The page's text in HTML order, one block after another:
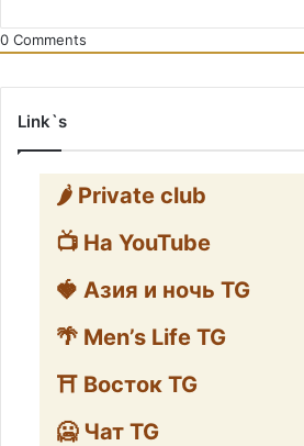
0 Comments
Link`s
🌶️ Private club
📺 На YouTube
🍓 Азия и ночь TG
🌴 Men’s Life TG
⛩️ Восток TG
🥶 Чат TG